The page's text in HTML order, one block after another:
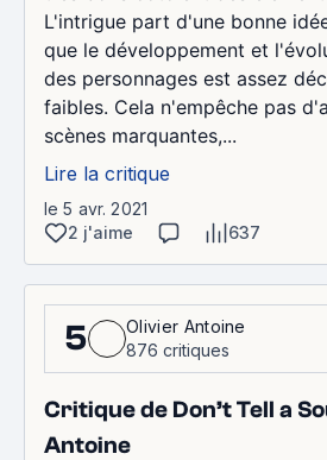
L'intrigue part d'une bonne
que le développement et
des personnages est assez
faibles. Cela n'empêche pas
scènes marquantes,...
Lire la critique
le 5 avr. 2021
2 j'aime
637
5
Olivier Antoine
876 critiques
Critique de Don’t Tell a
Antoine